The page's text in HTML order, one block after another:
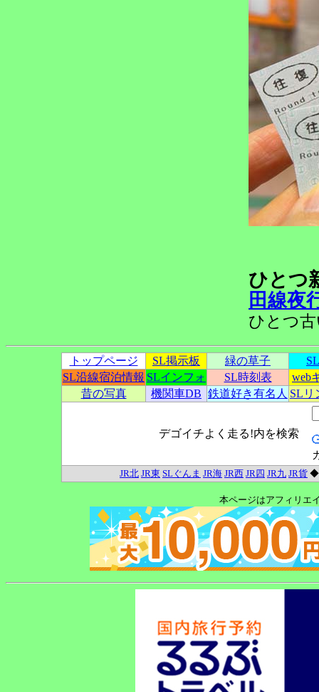
ひとつ
田線夜
ひとつ
トップページ SL掲示板 緑の草子
SL沿線宿泊情報 SLインフォ SL時刻表
web
昔の写真
機関車DB 鉄道好き有名人 SLリ
デゴイチよく走る!内を検索
JR北 JR東 SLぐんま JR海 JR西 JR四 JR九 JR貨
本ページはアフィリエ